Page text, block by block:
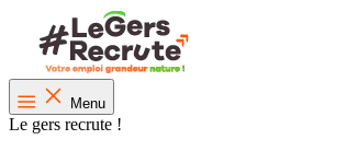
Menu
Le gers recrute !